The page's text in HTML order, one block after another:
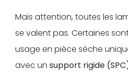
Mais attention, toutes les
se valent pas. Certaines
usage en pièce sèche
avec un support rigide